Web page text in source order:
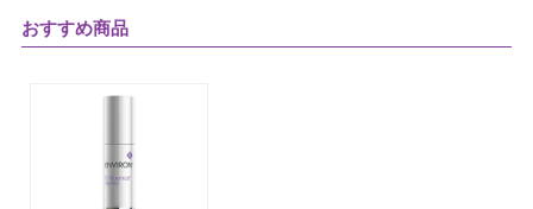
おすすめ商品